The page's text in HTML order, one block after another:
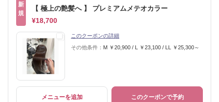
新
規
【 極上の艶髪へ 】 プレミアムメテオカラー
¥18,700
このクーポンの詳細
その他条件： M ￥20,900 / L ￥23,100 / LL ￥25,300～
メニューを追加 このクーポンで予約